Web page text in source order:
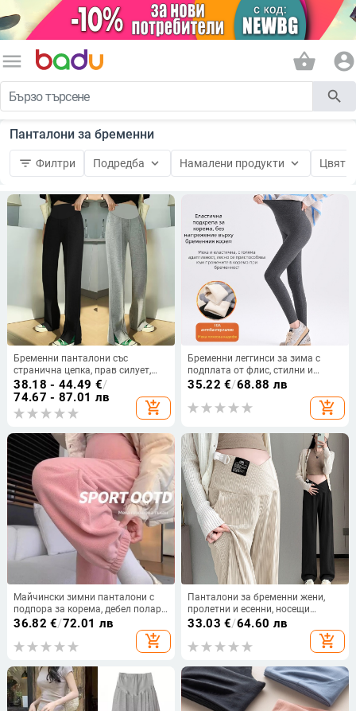
menu shopping_basket account_circle
search
Панталони за бременни
filter_list Филтри Подредба keyboard_arrow_down Намалени продукти keyboard_arrow_down Цвят
Бременни панталони със
странична цепка, прав силует,
опора за корема, подплатени с
полар, вискозно влакно
38.18 - 44.49 €/
74.67 - 87.01 лв
add_shopping_cart
Бременни леггинси за зима с
подплата от флис, стилни и
стегнати, с поддръжка на корема
35.22 €/68.88 лв
add_shopping_cart
Майчински зимни панталони с
подпора за корема, дебел полар,
полиестер 90-95%, висока
еластичност, свободна кройка
36.82 €/72.01 лв
add_shopping_cart
Панталони за бременни жени,
пролетни и есенни, носещи
широки панталони, модерни,
ежедневни, с кръстосани
талия
33.03 €/64.60 лв
add_shopping_cart